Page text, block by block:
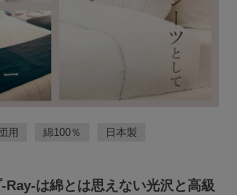
用 綿100％ 日本製
Ray-は綿とは思えない光沢と高級